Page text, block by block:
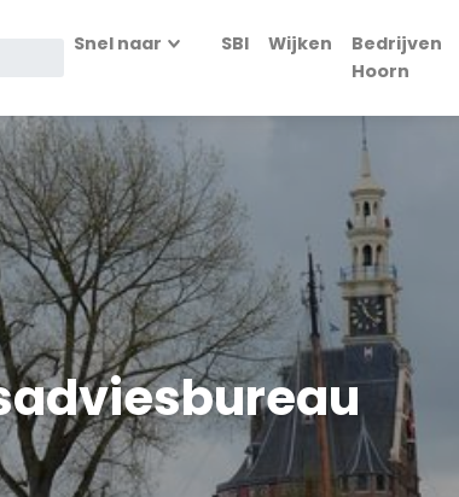
Snel naar SBI Wijken
Bedrijven
Hoorn